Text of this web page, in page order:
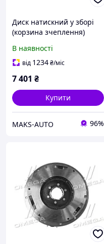
Диск натискний у зборі
(корзина зчеплення)
1601050-Б1 UA56
В наявності
від 1234₴/міс
7 401 ₴
Купити
MAKS-AUTO 96%